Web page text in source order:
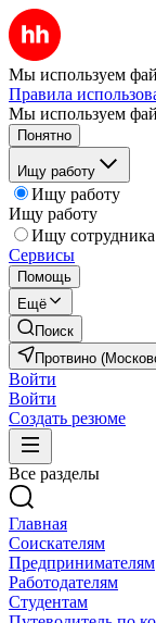
Мы используем
Правила
Мы используем
Понятно
Ищу работу
Ищу работу
Ищу работу
Ищу сотрудника
Сервисы
Помощь
Ещё
Поиск
Протвино
Войти
Войти
Создать резюме
Все разделы
Главная
Соискателям
Предпринимателям
Работодателям
Студентам